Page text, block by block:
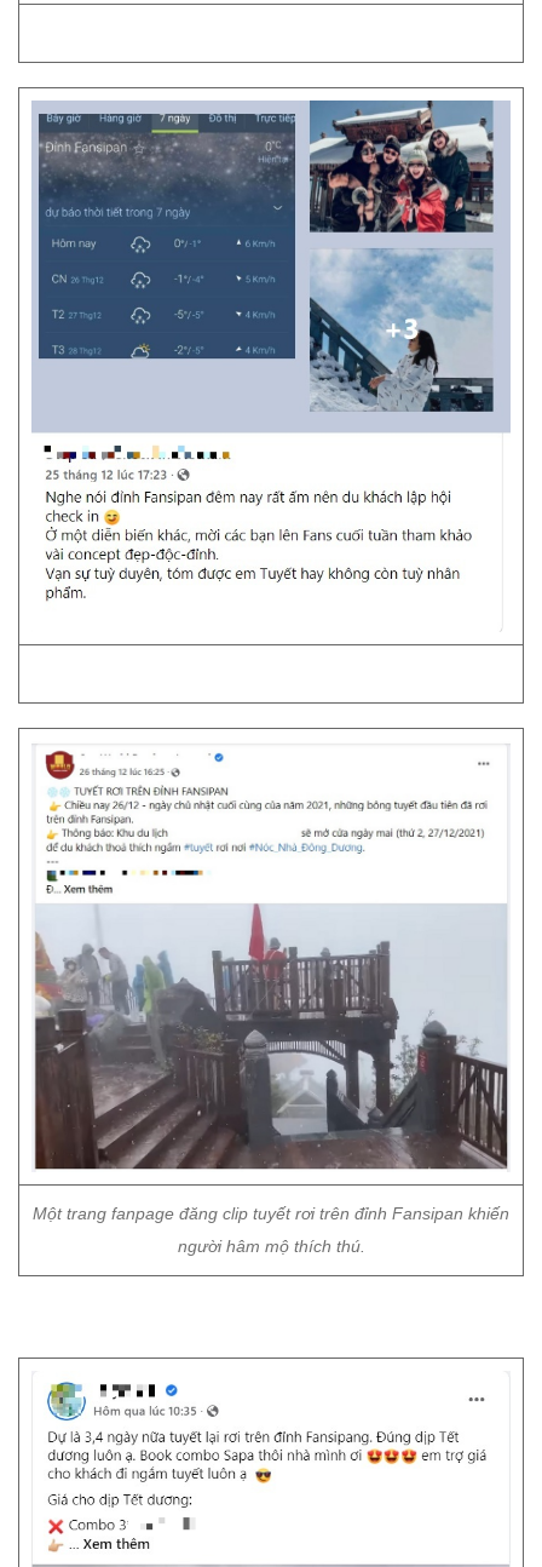
Một trang fanpage đăng clip tuyết rơi trên đỉnh Fansipan khiến
người hâm mộ thích thú.